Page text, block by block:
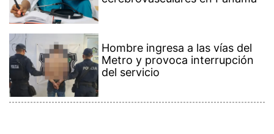
Hombre ingresa a las vías del
Metro y provoca interrupción
del servicio